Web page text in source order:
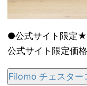
●公式サイト限定★
公式サイト限定価
Filomo チェスター